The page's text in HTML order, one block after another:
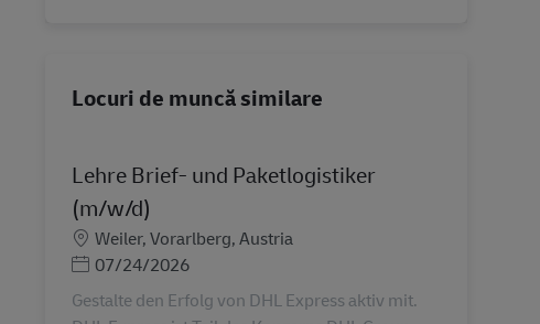
Locuri de muncă similare
Lehre Brief- und Paketlogistiker
(m/w/d)
Locație
Weiler, Vorarlberg, Austria
Posted Date
07/24/2026
Gestalte den Erfolg von DHL Express aktiv mit.